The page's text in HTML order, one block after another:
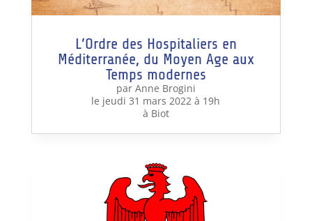
L’Ordre des Hospitaliers en
Méditerranée, du Moyen Age aux
Temps modernes
par Anne Brogini
le jeudi 31 mars 2022 à 19h
à Biot